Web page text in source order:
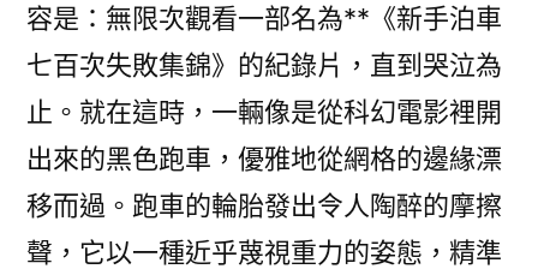
容是：無限次觀看一部名為**《新手泊車
七百次失敗集錦》的紀錄片，直到哭泣為
止。就在這時，一輛像是從科幻電影裡開
出來的黑色跑車，優雅地從網格的邊緣漂
移而過。跑車的輪胎發出令人陶醉的摩擦
聲，它以一種近乎蔑視重力的姿態，精準